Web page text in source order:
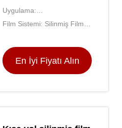
Distillation Machine
İnce Film
Uygulama:
Konsantrasyon/Destilasyon
Film Sistemi: Silinmiş Film
En İyi Fiyatı Alın